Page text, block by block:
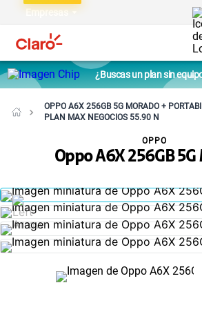
Empresas
¿Buscas un plan sin
OPPO A6X 256GB 5G MORADO +
PLAN MAX NEGOCIOS 55.90 N
Oppo A6X 256GB
OPPO